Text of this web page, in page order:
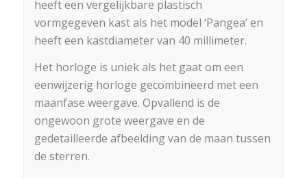
heeft een vergelijkbare plastisch
vormgegeven kast als het model ‘Pangea’ en
heeft een kastdiameter van 40 millimeter.
Het horloge is uniek als het gaat om een
eenwijzerig horloge gecombineerd met een
maanfase weergave. Opvallend is de
ongewoon grote weergave en de
gedetailleerde afbeelding van de maan tussen
de sterren.